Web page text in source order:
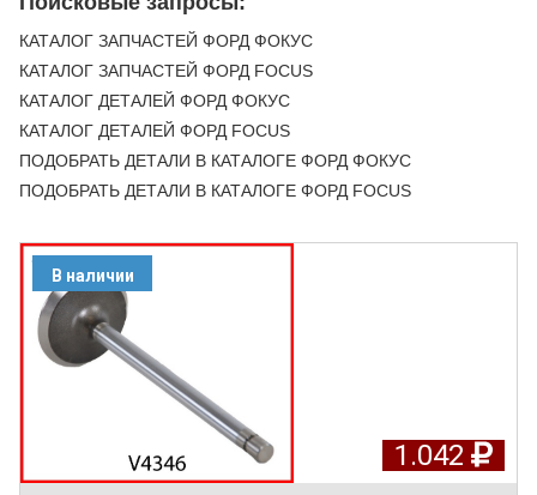
КАТАЛОГ ЗАПЧАСТЕЙ ФОРД ФОКУС
КАТАЛОГ ЗАПЧАСТЕЙ ФОРД FOCUS
КАТАЛОГ ДЕТАЛЕЙ ФОРД ФОКУС
КАТАЛОГ ДЕТАЛЕЙ ФОРД FOCUS
ПОДОБРАТЬ ДЕТАЛИ В КАТАЛОГЕ ФОРД ФОКУС
ПОДОБРАТЬ ДЕТАЛИ В КАТАЛОГЕ ФОРД FOCUS
В наличии
1.042